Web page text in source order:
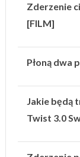
Zderzenie
[FILM]
Płoną dwa
Jakie będą
Twist 3.0